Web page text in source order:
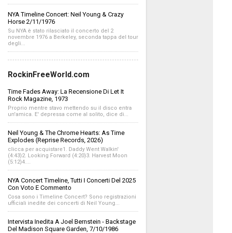
NYA Timeline Concert: Neil Young & Crazy
Horse 2/11/1976
Su NYA è stato rilasciato il concerto del 2
novembre 1976 a Berkeley, seconda tappa del tour
degli...
RockinFreeWorld.com
Time Fades Away: La Recensione Di Let It
Rock Magazine, 1973
Proprio mentre stavo mettendo su il disco entra
un'amica. E' depressa come al solito, dice di...
Neil Young & The Chrome Hearts: As Time
Explodes (Reprise Records, 2026)
clicca per acquistare1. Daddy Went Walkin'
(4:43)2. Looking Forward (4:20)3. Harvest Moon
(5:12)4....
NYA Concert Timeline, Tutti I Concerti Del 2025
Con Voto E Commento
Cosa sono i Timeline Concert? Sono registrazioni
ufficiali inedite dei concerti di Neil Young...
Intervista Inedita A Joel Bernstein - Backstage
Del Madison Square Garden, 7/10/1986